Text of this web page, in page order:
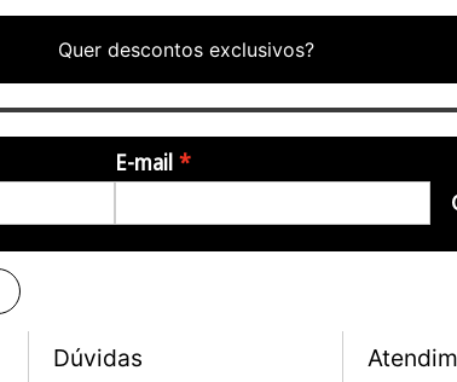
Quer descontos exclusivos?
E-mail
Dúvidas